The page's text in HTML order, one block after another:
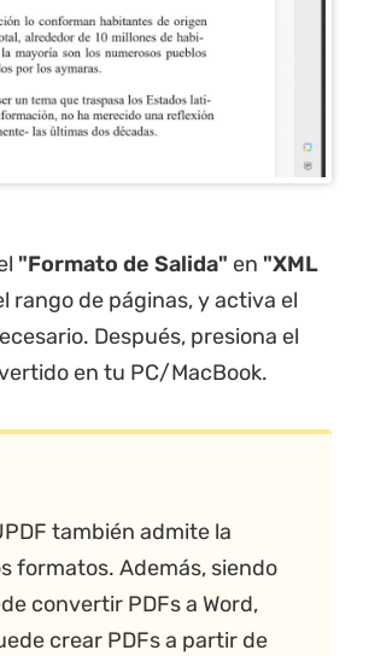
"Formato de Salida" en "XML
rango de páginas, y activa el
Después, presiona el
en tu PC/MacBook.
también admite la
formatos. Además, siendo
convertir PDFs a Word,
crear PDFs a partir de